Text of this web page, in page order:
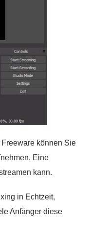
können Sie
Eine
kann.
in Echtzeit,
Anfänger diese